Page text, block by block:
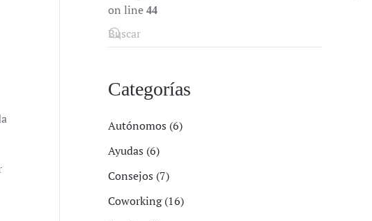
on line44
Categorías
Autónomos (6)
Ayudas (6)
Consejos (7)
Coworking (16)